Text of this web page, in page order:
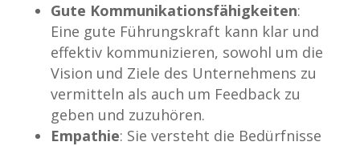
Gute Kommunikationsfähigkeiten:
Eine gute Führungskraft kann klar und
effektiv kommunizieren, sowohl um die
Vision und Ziele des Unternehmens zu
vermitteln als auch um Feedback zu
geben und zuzuhören.
Empathie: Sie versteht die Bedürfnisse